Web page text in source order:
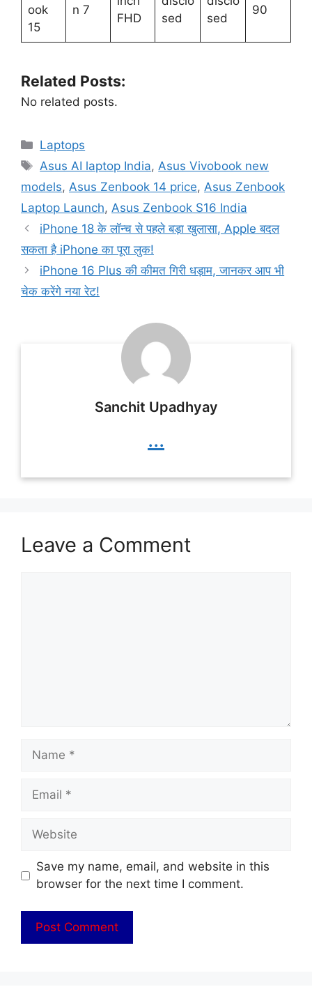
ook
15
n 7
FHD
sed
sed
90
Related Posts:
No related posts.
Categories
Laptops
Tags
Asus AI laptop India, Asus Vivobook new
models, Asus Zenbook 14 price, Asus Zenbook
Laptop Launch, Asus Zenbook S16 India
iPhone 18 के लॉन्च से पहले बड़ा खुलासा, Apple बदल
सकता है iPhone का पूरा लुक!
iPhone 16 Plus की कीमत गिरी धड़ाम, जानकर आप भी
चेक करेंगे नया रेट!
Sanchit Upadhyay
...
Leave a Comment
Name
Email
Website
Save my name, email, and website in this
browser for the next time I comment.